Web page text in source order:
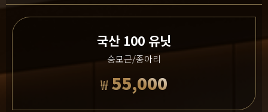
국산 100 유닛
승모근/종아리
₩55,000